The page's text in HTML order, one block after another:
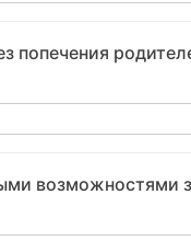
попечения
возможностями